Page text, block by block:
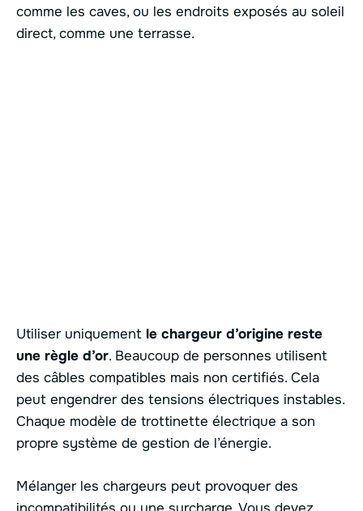
comme les caves, ou les endroits exposés au soleil
direct, comme une terrasse.
Utiliser uniquement le chargeur d’origine reste
une règle d’or. Beaucoup de personnes utilisent
des câbles compatibles mais non certifiés. Cela
peut engendrer des tensions électriques instables.
Chaque modèle de trottinette électrique a son
propre système de gestion de l’énergie.
Mélanger les chargeurs peut provoquer des